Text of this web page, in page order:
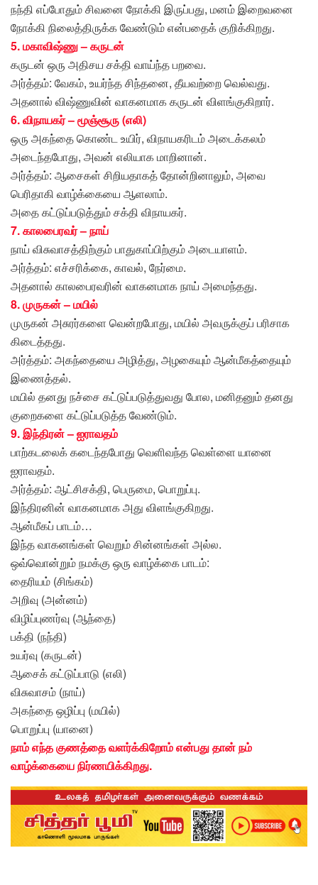
நந்தி எப்போதும் சிவனை நோக்கி இருப்பது, மனம் இறைவனை
நோக்கி நிலைத்திருக்க வேண்டும் என்பதைக் குறிக்கிறது.
5. மகாவிஷ்ணு – கருடன்
கருடன் ஒரு அதிசய சக்தி வாய்ந்த பறவை.
அர்த்தம்: வேகம், உயர்ந்த சிந்தனை, தீயவற்றை வெல்வது.
அதனால் விஷ்ணுவின் வாகனமாக கருடன் விளங்குகிறார்.
6. விநாயகர் – மூஞ்சூரு (எலி)
ஒரு அகந்தை கொண்ட உயிர், விநாயகரிடம் அடைக்கலம்
அடைந்தபோது, அவன் எலியாக மாறினான்.
அர்த்தம்: ஆசைகள் சிறியதாகத் தோன்றினாலும், அவை
பெரிதாகி வாழ்க்கையை ஆளலாம்.
அதை கட்டுப்படுத்தும் சக்தி விநாயகர்.
7. காலபைரவர் – நாய்
நாய் விசுவாசத்திற்கும் பாதுகாப்பிற்கும் அடையாளம்.
அர்த்தம்: எச்சரிக்கை, காவல், நேர்மை.
அதனால் காலபைரவரின் வாகனமாக நாய் அமைந்தது.
8. முருகன் – மயில்
முருகன் அசுரர்களை வென்றபோது, மயில் அவருக்குப் பரிசாக
கிடைத்தது.
அர்த்தம்: அகந்தையை அழித்து, அழகையும் ஆன்மீகத்தையும்
இணைத்தல்.
மயில் தனது நச்சை கட்டுப்படுத்துவது போல, மனிதனும் தனது
குறைகளை கட்டுப்படுத்த வேண்டும்.
9. இந்திரன் – ஐராவதம்
பாற்கடலைக் கடைந்தபோது வெளிவந்த வெள்ளை யானை
ஐராவதம்.
அர்த்தம்: ஆட்சிசக்தி, பெருமை, பொறுப்பு.
இந்திரனின் வாகனமாக அது விளங்குகிறது.
ஆன்மீகப் பாடம்…
இந்த வாகனங்கள் வெறும் சின்னங்கள் அல்ல.
ஒவ்வொன்றும் நமக்கு ஒரு வாழ்க்கை பாடம்:
தைரியம் (சிங்கம்)
அறிவு (அன்னம்)
விழிப்புணர்வு (ஆந்தை)
பக்தி (நந்தி)
உயர்வு (கருடன்)
ஆசைக் கட்டுப்பாடு (எலி)
விசுவாசம் (நாய்)
அகந்தை ஒழிப்பு (மயில்)
பொறுப்பு (யானை)
நாம் எந்த குணத்தை வளர்க்கிறோம் என்பது தான் நம்
வாழ்க்கையை நிர்ணயிக்கிறது.